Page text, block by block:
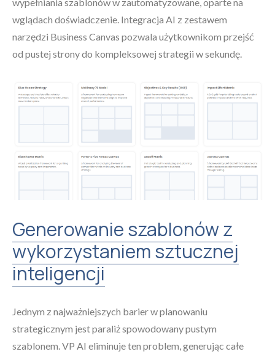
wglądach doświadczenie. Integracja AI z zestawem
narzędzi Business Canvas pozwala użytkownikom przejść
od pustej strony do kompleksowej strategii w sekundę.
Generowanie szablonów z
wykorzystaniem sztucznej
inteligencji
Jednym z najważniejszych barier w planowaniu
strategicznym jest paraliż spowodowany pustym
szablonem. VP AI eliminuje ten problem, generując całe